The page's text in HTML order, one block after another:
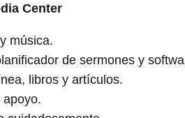
Center
música.
de sermones y
libros y artículos.